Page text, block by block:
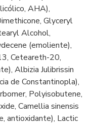
AHA),
Glyceryl
Alcohol,
(emoliente),
Ceteareth-20,
Albizia Julibrissin
de Constantinopla),
Polyisobutene,
Camellia sinensis
antioxidante), Lactic